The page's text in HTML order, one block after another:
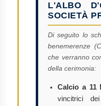
L'ALBO
SOCIETÀ
Di seguito lo
benemerenze
che verranno
della cerimonia:
Calcio a 11
vincitrici